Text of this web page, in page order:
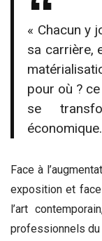
« Chacun y
sa carrière,
pour où ?
se
Face à
exposition et face
l’art
professionnels du